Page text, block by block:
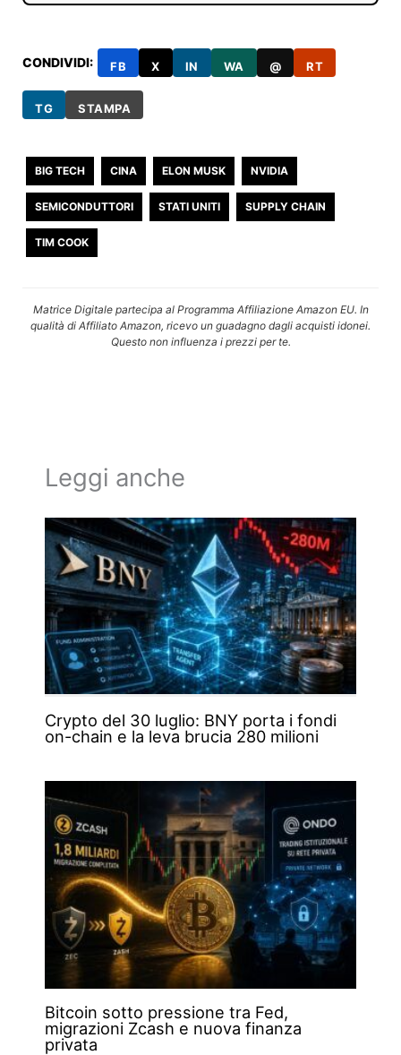
CONDIVIDI: FB X IN WA @ RT
TG STAMPA
BIG TECH CINA ELON MUSK NVIDIA
SEMICONDUTTORI STATI UNITI SUPPLY CHAIN
TIM COOK
Matrice Digitale partecipa al Programma Affiliazione Amazon EU. In
qualità di Affiliato Amazon, ricevo un guadagno dagli acquisti idonei.
Questo non influenza i prezzi per te.
Leggi anche
Crypto del 30 luglio: BNY porta i fondi
on-chain e la leva brucia 280 milioni
Bitcoin sotto pressione tra Fed,
migrazioni Zcash e nuova finanza
privata